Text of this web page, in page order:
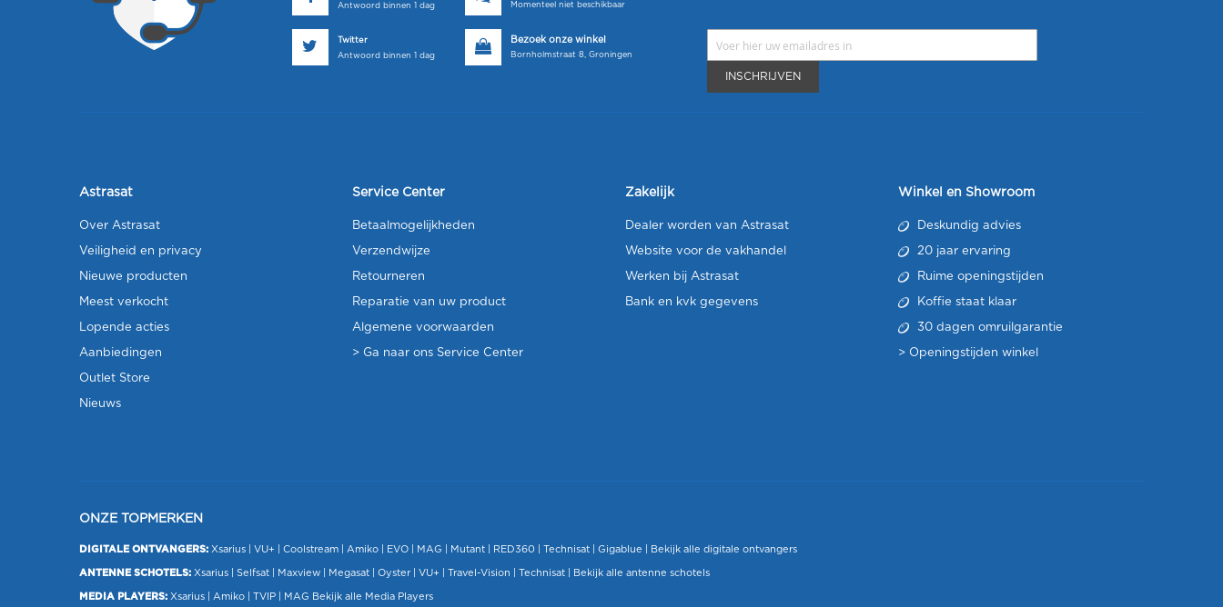
Antwoord binnen 1 dag
Momenteel niet beschikbaar
Twitter
Antwoord binnen 1 dag
Bezoek onze winkel
Bornholmstraat 8, Groningen
INSCHRIJVEN
Astrasat
Over Astrasat
Veiligheid en privacy
Nieuwe producten
Meest verkocht
Lopende acties
Aanbiedingen
Outlet Store
Nieuws
Service Center
Betaalmogelijkheden
Verzendwijze
Retourneren
Reparatie van uw product
Algemene voorwaarden
> Ga naar ons Service Center
Zakelijk
Dealer worden van Astrasat
Website voor de vakhandel
Werken bij Astrasat
Bank en kvk gegevens
Winkel en Showroom
Deskundig advies
20 jaar ervaring
Ruime openingstijden
Koffie staat klaar
30 dagen omruilgarantie
> Openingstijden winkel
ONZE TOPMERKEN
DIGITALE ONTVANGERS: Xsarius VU+ | Coolstream | Amiko EVO MAG Mutant | RED360 | Technisat Gigablue Bekijk alle digitale ontvangers
ANTENNE SCHOTELS: Xsarius Selfsat Maxview Megasat | Oyster | VU+ Travel-Vision Technisat Bekijk alle antenne schotels
MEDIA PLAYERS: Xsarius Amiko TVIP MAG Bekijk alle Media Players